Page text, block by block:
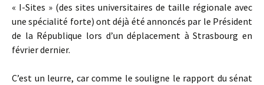
« I-Sites » (des sites universitaires de taille régionale avec
une spécialité forte) ont déjà été annoncés par le Président
de la République lors d’un déplacement à Strasbourg en
février dernier.
C’est un leurre, car comme le souligne le rapport du sénat